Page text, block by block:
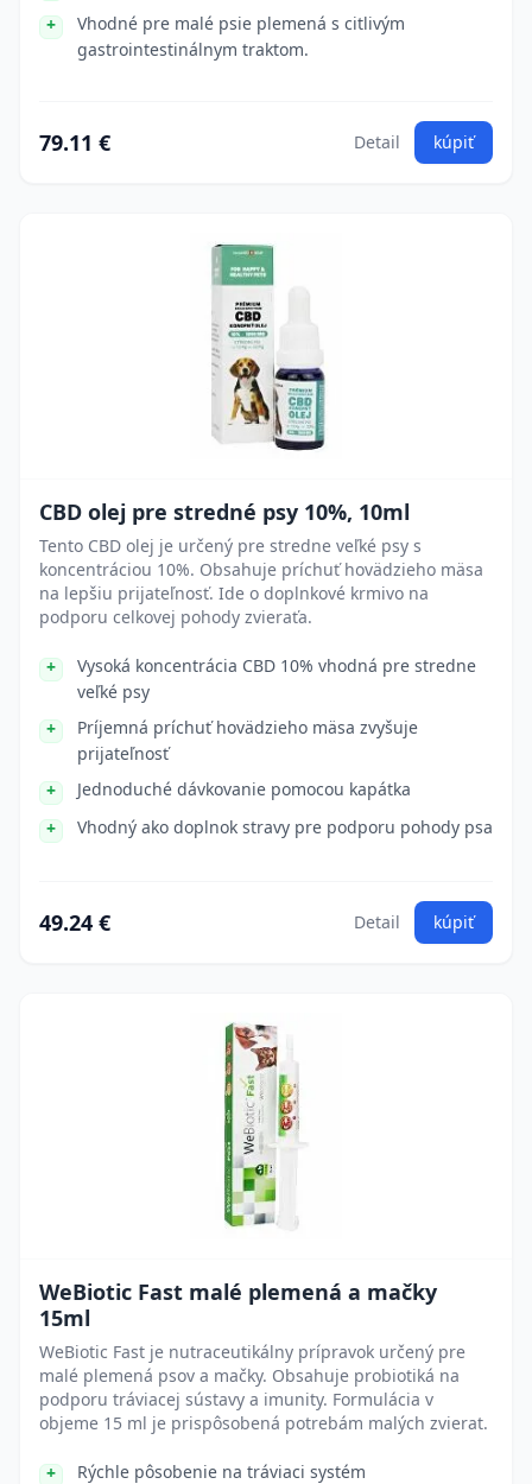
Vhodné pre malé psie plemená s citlivým
gastrointestinálnym traktom.
79.11 € Detail kúpiť
CBD olej pre stredné psy 10%, 10ml
Tento CBD olej je určený pre stredne veľké psy s
koncentráciou 10%. Obsahuje príchuť hovädzieho mäsa
na lepšiu prijateľnosť. Ide o doplnkové krmivo na
podporu celkovej pohody zvieraťa.
Vysoká koncentrácia CBD 10% vhodná pre stredne
veľké psy
Príjemná príchuť hovädzieho mäsa zvyšuje
prijateľnosť
Jednoduché dávkovanie pomocou kapátka
Vhodný ako doplnok stravy pre podporu pohody psa
49.24 € Detail kúpiť
WeBiotic Fast malé plemená a mačky
15ml
WeBiotic Fast je nutraceutikálny prípravok určený pre
malé plemená psov a mačky. Obsahuje probiotiká na
podporu tráviacej sústavy a imunity. Formulácia v
objeme 15 ml je prispôsobená potrebám malých zvierat.
Rýchle pôsobenie na tráviaci systém